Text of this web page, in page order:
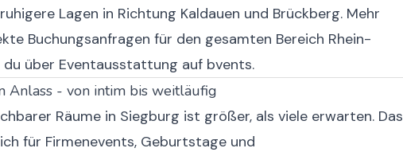
Lagen in Richtung Kaldauen und Brückberg. Mehr
Buchungsanfragen für den gesamten Bereich Rhein-
über Eventausstattung auf bvents.
Anlass - von intim bis weitläufig
Räume in Siegburg ist größer, als viele erwarten. Das
für Firmenevents, Geburtstage und